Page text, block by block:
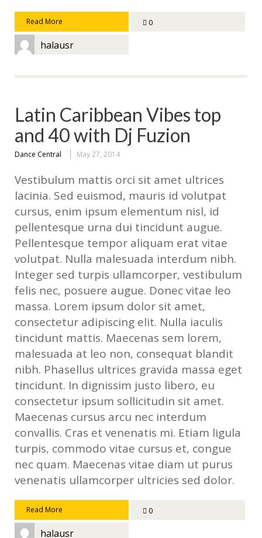
Read More 0
halausr
Latin Caribbean Vibes top
and 40 with Dj Fuzion
Dance Central May 27, 2014
Vestibulum mattis orci sit amet ultrices
lacinia. Sed euismod, mauris id volutpat
cursus, enim ipsum elementum nisl, id
pellentesque urna dui tincidunt augue.
Pellentesque tempor aliquam erat vitae
volutpat. Nulla malesuada interdum nibh.
Integer sed turpis ullamcorper, vestibulum
felis nec, posuere augue. Donec vitae leo
massa. Lorem ipsum dolor sit amet,
consectetur adipiscing elit. Nulla iaculis
tincidunt mattis. Maecenas sem lorem,
malesuada at leo non, consequat blandit
nibh. Phasellus ultrices gravida massa eget
tincidunt. In dignissim justo libero, eu
consectetur ipsum sollicitudin sit amet.
Maecenas cursus arcu nec interdum
convallis. Cras et venenatis mi. Etiam ligula
turpis, commodo vitae cursus et, congue
nec quam. Maecenas vitae diam ut purus
venenatis ullamcorper ultricies sed dolor.
Read More 0
halausr